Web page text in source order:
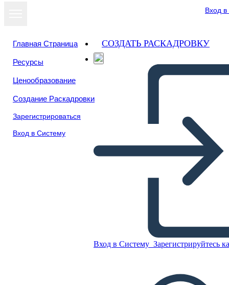
Вход
Главная Страница
Ресурсы
Ценообразование
Создание Раскадровки
Зарегистрироваться
Вход в Систему
СОЗДАТЬ РАСКАДРОВКУ
Вход в Систему Зарегистрируйтесь